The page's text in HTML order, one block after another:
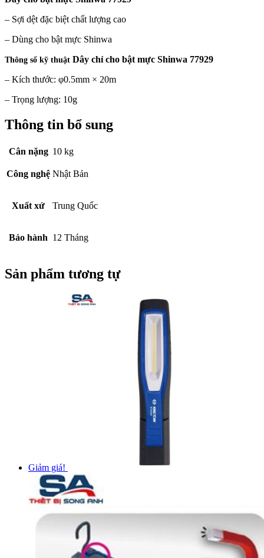
– Sợi dệt đặc biệt chất lượng cao
– Dùng cho bật mực Shinwa
Thông số kỹ thuật Dây chỉ cho bật mực Shinwa 77929
– Kích thước: φ0.5mm × 20m
– Trọng lượng: 10g
Thông tin bổ sung
Cân nặng 10 kg
Công nghệ Nhật Bản
Xuất xứ Trung Quốc
Bảo hành 12 Tháng
Sản phẩm tương tự
Giảm giá!